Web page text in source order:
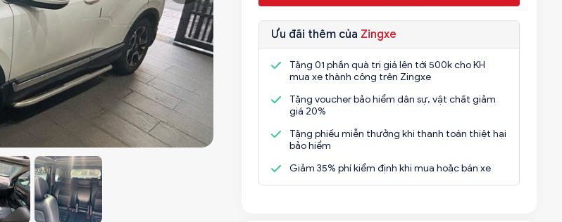
Ưu đãi thêm của Zingxe
Tặng 01 phần quà trị giá lên tới 500k cho KH
mua xe thành công trên Zingxe
Tặng voucher bảo hiểm dân sự, vật chất giảm
giá 20%
Tặng phiếu miễn thưởng khi thanh toán thiệt hại
bảo hiểm
Giảm 35% phí kiểm định khi mua hoặc bán xe